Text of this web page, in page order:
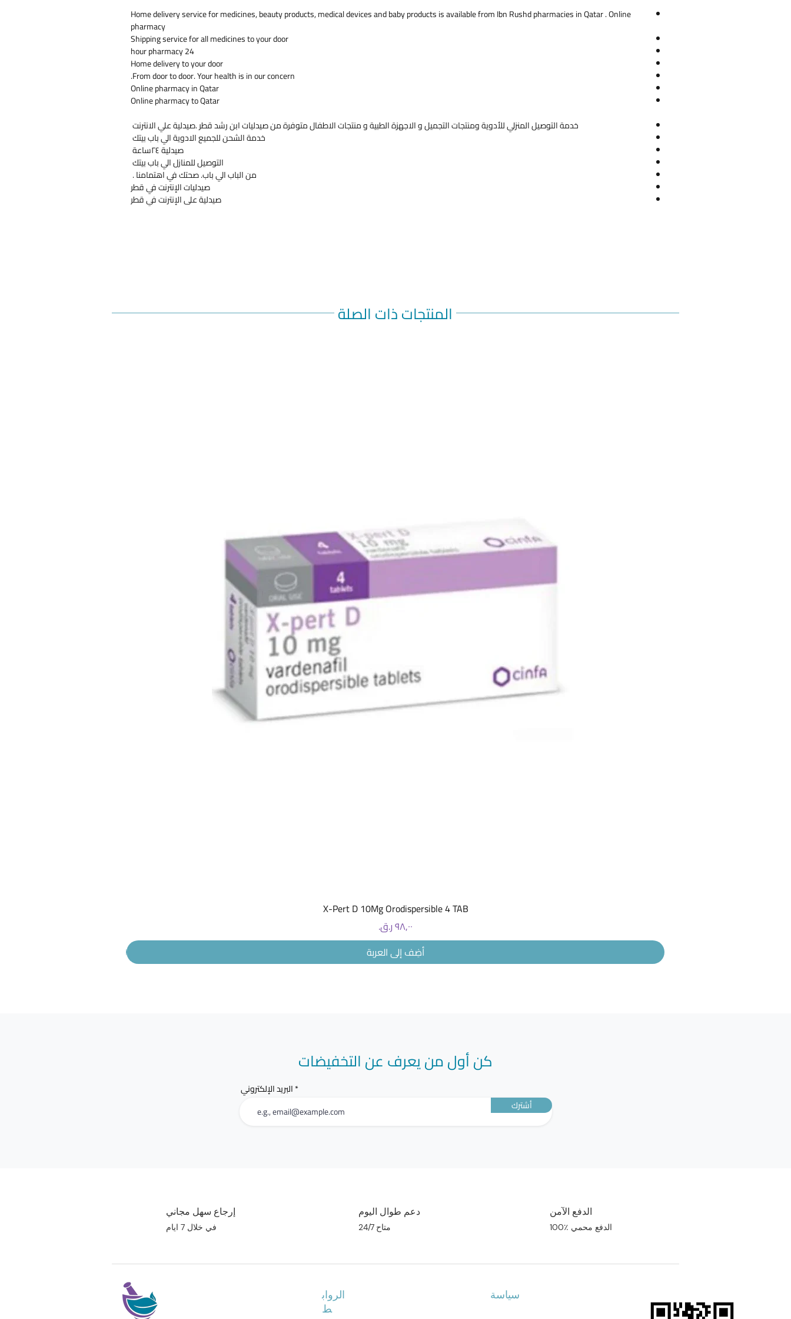
Zinc 23.9 mg
Adults : Take 1 tablet daily or as directed by the
Do not use if you are allergic to any of the active
Do not use before consulting doctor if you are
Home delivery service for medicines, beauty products, medical devices and baby products is available from Ibn Rushd pharmacies in Qatar . Online
pharmacy
Shipping service for all medicines to your door
24 hour pharmacy
Home delivery to your door
From door to door. Your health is in our concern.
Online pharmacy in Qatar
Online pharmacy to Qatar
خدمة التوصيل المنزلي للأدوية ومنتجات التجميل و الاجهزة الطبية و منتجات الاطفال متوفرة من صيدليات ابن رشد قطر .صيدلية علي الانترنت
خدمة الشحن للجميع الادوية الي باب بيتك
صيدلية ٢٤ساعة
التوصيل للمنازل الي باب بيتك
من الباب الي باب. صحتك في اهتمامنا .
صيدليات الإنترنت في قطر
صيدلية على الإنترنت في قطر
العرض السريع
X-Pert D 10Mg Orodispersible 4 TAB
السعر
أضِف إلى العربة
كن أول من يعرف عن التخفيضات
البريد الإلكتروني
أشترك
إرجاع سهل مجاني
في خلال 7 ايام
دعم طوال اليوم
متاح 24/7
الدفع الآمن
100٪ الدفع محمي
الرواب
ط
سياسة